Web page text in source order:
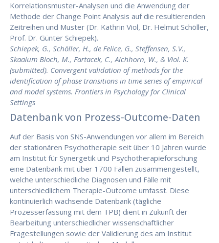
Korrelationsmuster-Analysen und die Anwendung der
Methode der Change Point Analysis auf die resultierenden
Zeitreihen und Muster (Dr. Kathrin Viol, Dr. Helmut Schöller,
Prof. Dr. Günter Schiepek).
Schiepek, G., Schöller, H., de Felice, G., Steffensen, S.V.,
Skaalum Bloch, M., Fartacek, C., Aichhorn, W., & Viol. K.
(submitted). Convergent validation of methods for the
identification of phase transitions in time series of empirical
and model systems. Frontiers in Psychology for Clinical
Settings
Datenbank von Prozess-Outcome-Daten
Auf der Basis von SNS-Anwendungen vor allem im Bereich
der stationären Psychotherapie seit über 10 Jahren wurde
am Institut für Synergetik und Psychotherapieforschung
eine Datenbank mit über 1700 Fällen zusammengestellt,
welche unterschiedliche Diagnosen und Fälle mit
unterschiedlichem Therapie-Outcome umfasst. Diese
kontinuierlich wachsende Datenbank (tägliche
Prozesserfassung mit dem TPB) dient in Zukunft der
Bearbeitung unterschiedlicher wissenschaftlicher
Fragestellungen sowie der Validierung des am Institut